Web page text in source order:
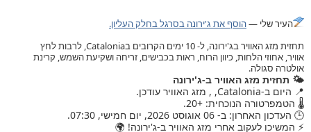
העיר שלי —הוסף את ג'ירונה בסרגל בחלק העליון.
תחזית מזג האוויר בג'ירונה, ל- 10 ימים הקרובים בCatalonia, לרבות לחץ
אוויר, אחוזי הלחות, כיוון הרוח, ראות בכבישים, זריחה ושקיעת השמש, קרינת
אולטרה סגולה.
🌤️ תחזית מזג האוויר ב-ג'ירונה
📍 היום ב-Catalonia, , מזג האוויר עודכן.
🌡️ הטמפרטורה הנוכחית: +20.
🕒 העדכון האחרון: ב- 06 אוגוסט 2026, יום חמישי, 07:30.
⚡ המשיכו לעקוב אחרי מזג האוויר ב-ג'ירונה! 🌍